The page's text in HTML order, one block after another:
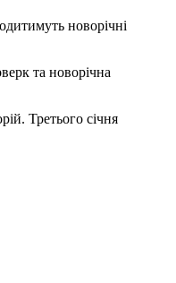
новорічні
та новорічна
Третього січня